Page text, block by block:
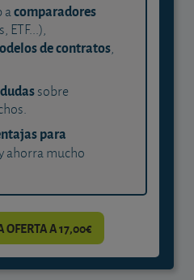
acomparadores
ETF...),
de contratos,
sobre
para
ahorra mucho
OFERTA A 17,00€